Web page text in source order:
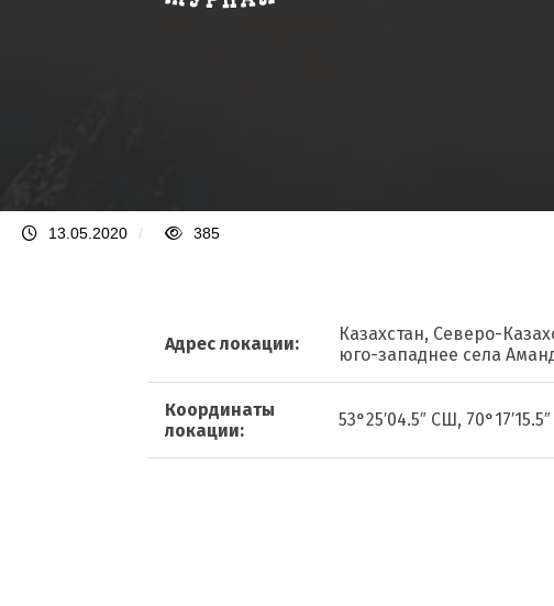
13.05.2020 / 385
Адрес локации:
Казахстан, Северо-
юго-западнее села
Координаты
локации:
53°25′04.5″ СШ,